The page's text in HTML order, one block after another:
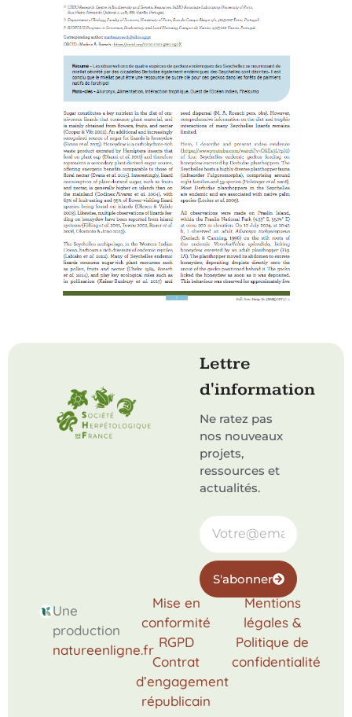
Lettre
d'information
Ne ratez pas
nos nouveaux
projets,
ressources et
actualités.
S'abonner
Une
production
natureenligne.fr
Mise en
conformité
RGPD
Contrat
d’engagement
républicain
Mentions
légales &
Politique de
confidentialité